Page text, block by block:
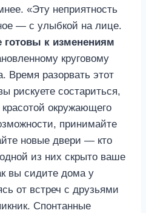
«Эту неприятность
— с улыбкой на лице.
к изменениям
круговому
Время разорвать этот
рискуете состариться,
окружающего
принимайте
новые двери — кто
из них скрыто ваше
вы сидите дома у
от встреч с друзьями
Спонтанные